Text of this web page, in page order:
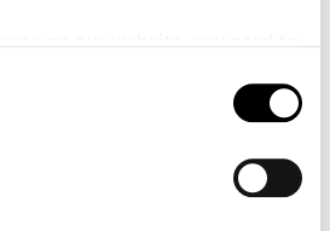
hyllad för sin akustik i
från 14 olika länder. Den
musiken har en självklar plats